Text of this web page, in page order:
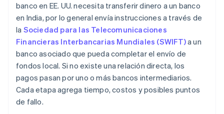
banco en EE. UU. necesita transferir dinero a un banco
en India, por lo general envía instrucciones a través de
la Sociedad para las Telecomunicaciones
Financieras Interbancarias Mundiales (SWIFT)a un
banco asociado que pueda completar el envío de
fondos local. Si no existe una relación directa, los
pagos pasan por uno o más bancos intermediarios.
Cada etapa agrega tiempo, costos y posibles puntos
de fallo.